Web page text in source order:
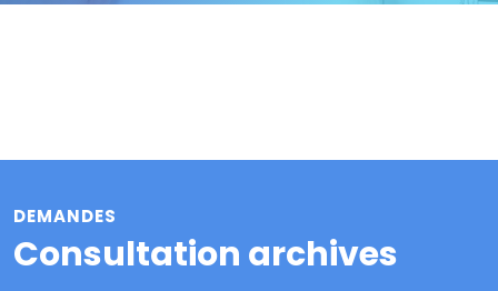
DEMANDES
Consultation archives